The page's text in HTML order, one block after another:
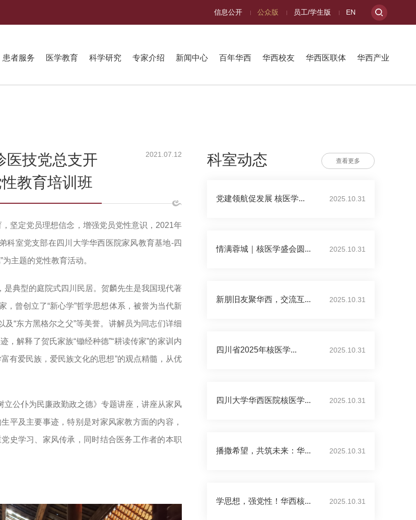
信息公开 公众版 员工/学生版 EN
患者服务 医学教育 科学研究 专家介绍 新闻中心 百年华西 华西校友 华西医联体 华西产业
医技党总支开
教育培训班
2021.07.12
坚定党员理想信念，增强党员党性意识， 2021年
科室党支部在四川大学华西医院家风教育基地-四
主题的党性教育活动。
典型的庭院式四川民居。贺麟先生是我国现代著
曾创立了“新心学”哲学思想体系，被誉为当代新
“东方黑格尔之父”等美誉。讲解员为同志们详细
解释了贺氏家族“锄经种德”“耕读传家”的家训内
有爱民族，爱民族文化的思想”的观点精髓，从优
公仆为民廉政勤政之德》专题讲座，讲座从家风
平及主要事迹，特别是对家风家教方面的内容，
史学习、家风传承，同时结合医务工作者的本职
科室动态 查看更多
党建领航促发展 核医学... 2025.10.31
情满蓉城｜核医学盛会圆... 2025.10.31
新朋旧友聚华西，交流互... 2025.10.31
四川省2025年核医学... 2025.10.31
四川大学华西医院核医学... 2025.10.31
播撒希望，共筑未来：华... 2025.10.31
学思想，强党性！华西核... 2025.10.31